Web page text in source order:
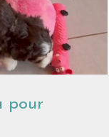
pour